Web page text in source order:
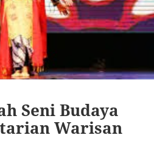
Seni Budaya
Warisan